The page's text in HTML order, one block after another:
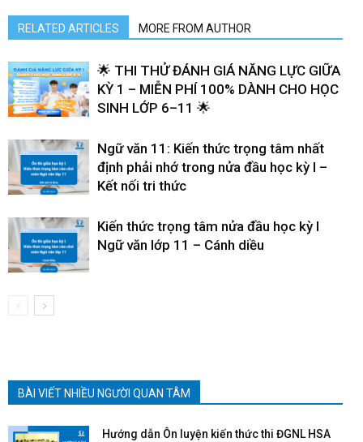
RELATED ARTICLES MORE FROM AUTHOR
🌟 THI THỬ ĐÁNH GIÁ NĂNG LỰC GIỮA
KỲ 1 – MIỄN PHÍ 100% DÀNH CHO HỌC
SINH LỚP 6–11 🌟
Ngữ văn 11: Kiến thức trọng tâm nhất
định phải nhớ trong nửa đầu học kỳ I –
Kết nối tri thức
Kiến thức trọng tâm nửa đầu học kỳ I
Ngữ văn lớp 11 – Cánh diều
BÀI VIẾT NHIỀU NGƯỜI QUAN TÂM
Hướng dẫn Ôn luyện kiến thức thi ĐGNL HSA